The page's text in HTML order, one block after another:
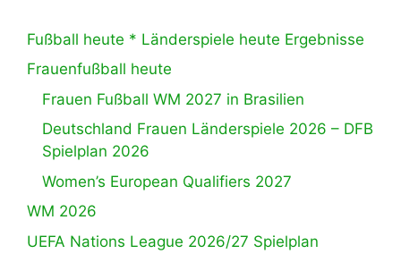
Fußball heute * Länderspiele heute Ergebnisse
Frauenfußball heute
Frauen Fußball WM 2027 in Brasilien
Deutschland Frauen Länderspiele 2026 – DFB
Spielplan 2026
Women’s European Qualifiers 2027
WM 2026
UEFA Nations League 2026/27 Spielplan